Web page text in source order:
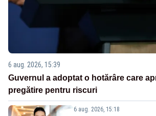
6 aug. 2026, 15:39
Guvernul a adoptat o hotărâre care
pregătire pentru riscuri
6 aug. 2026, 15:18